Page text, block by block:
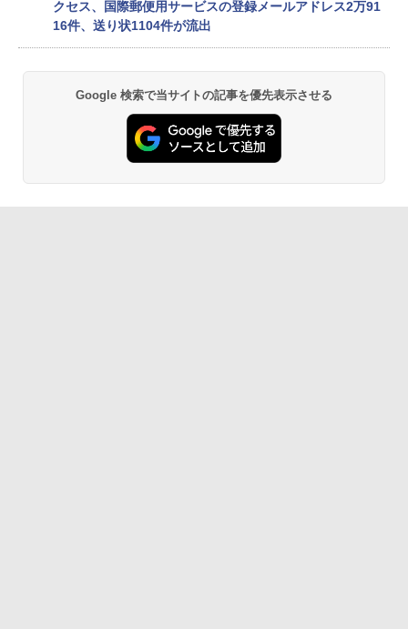
クセス、国際郵便用サービスの登録メールアドレス2万91
16件、送り状1104件が流出
Google 検索で当サイトの記事を優先表示させる